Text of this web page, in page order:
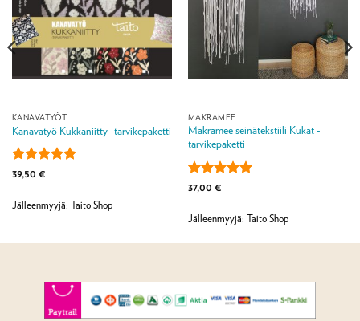
KANAVATYÖT
Kanavatyö Kukkaniitty -tarvikepaketti
Arvostelu
/ 5
39,50 €
Jälleenmyyjä: Taito Shop
MAKRAMEE
Makramee seinätekstiili Kukat -
tarvikepaketti
Arvostelu
/ 5
37,00 €
Jälleenmyyjä: Taito Shop